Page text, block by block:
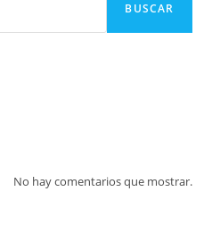
BUSCAR
No hay comentarios que mostrar.